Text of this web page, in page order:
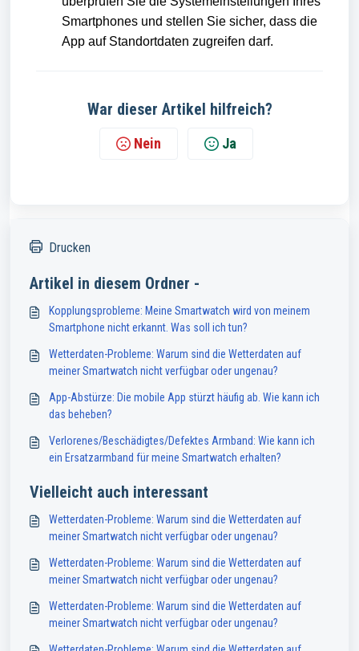
Smartphones und stellen Sie sicher, dass die
App auf Standortdaten zugreifen darf.
War dieser Artikel hilfreich?
Nein Ja
Drucken
Artikel in diesem Ordner -
Kopplungsprobleme: Meine Smartwatch wird von meinem
Smartphone nicht erkannt. Was soll ich tun?
Wetterdaten-Probleme: Warum sind die Wetterdaten auf
meiner Smartwatch nicht verfügbar oder ungenau?
App-Abstürze: Die mobile App stürzt häufig ab. Wie kann ich
das beheben?
Verlorenes/Beschädigtes/Defektes Armband: Wie kann ich
ein Ersatzarmband für meine Smartwatch erhalten?
Vielleicht auch interessant
Wetterdaten-Probleme: Warum sind die Wetterdaten auf
meiner Smartwatch nicht verfügbar oder ungenau?
Wetterdaten-Probleme: Warum sind die Wetterdaten auf
meiner Smartwatch nicht verfügbar oder ungenau?
Wetterdaten-Probleme: Warum sind die Wetterdaten auf
meiner Smartwatch nicht verfügbar oder ungenau?